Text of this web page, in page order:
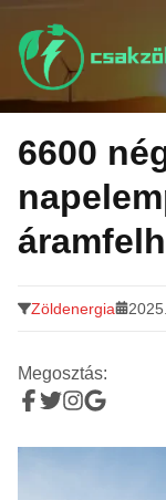
Tovább
tartalomra
6600
Zöldenergia
Megosztás: